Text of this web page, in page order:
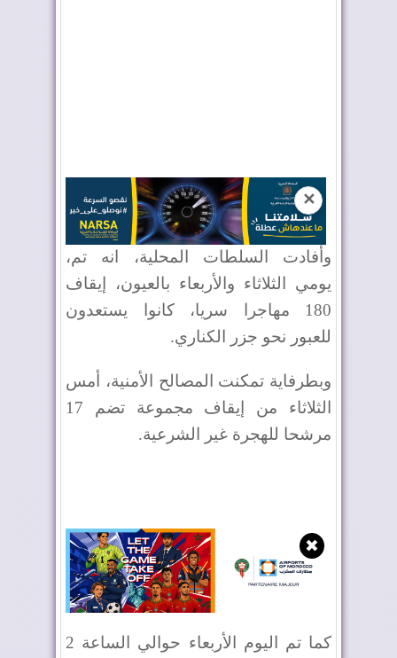
✕
وأفادت السلطات المحلية، انه تم،
يومي الثلاثاء والأربعاء بالعيون، إيقاف
180 مهاجرا سريا، كانوا يستعدون
للعبور نحو جزر الكناري.
وبطرفاية تمكنت المصالح الأمنية، أمس
الثلاثاء من إيقاف مجموعة تضم 17
مرشحا للهجرة غير الشرعية.
✖
كما تم اليوم الأربعاء حوالي الساعة 2